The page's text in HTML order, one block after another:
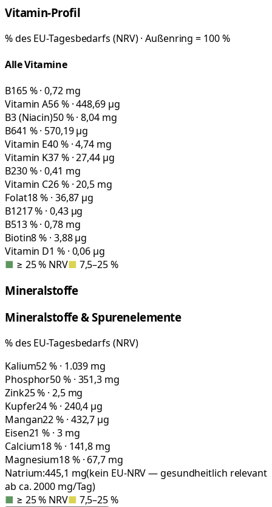
Vitamin-Profil
% des EU-Tagesbedarfs (NRV) · Außenring = 100 %
Alle Vitamine
B165 % · 0,72 mg
Vitamin A56 % · 448,69 µg
B3 (Niacin)50 % · 8,04 mg
B641 % · 570,19 µg
Vitamin E40 % · 4,74 mg
Vitamin K37 % · 27,44 µg
B230 % · 0,41 mg
Vitamin C26 % · 20,5 mg
Folat18 % · 36,87 µg
B1217 % · 0,43 µg
B513 % · 0,78 mg
Biotin8 % · 3,88 µg
Vitamin D1 % · 0,06 µg
■ ≥ 25 % NRV■ 7,5–25 %
Mineralstoffe
Mineralstoffe & Spurenelemente
% des EU-Tagesbedarfs (NRV)
Kalium52 % · 1.039 mg
Phosphor50 % · 351,3 mg
Zink25 % · 2,5 mg
Kupfer24 % · 240,4 µg
Mangan22 % · 432,7 µg
Eisen21 % · 3 mg
Calcium18 % · 141,8 mg
Magnesium18 % · 67,7 mg
Natrium:445,1 mg(kein EU-NRV — gesundheitlich relevant
ab ca. 2000 mg/Tag)
■ ≥ 25 % NRV■ 7,5–25 %